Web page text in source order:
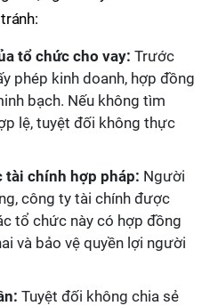
tổ chức cho vay: Trước
phép kinh doanh, hợp đồng
bạch. Nếu không tìm
lệ, tuyệt đối không thực
tài chính hợp pháp: Người
công ty tài chính được
tổ chức này có hợp đồng
và bảo vệ quyền lợi người
Tuyệt đối không chia sẻ